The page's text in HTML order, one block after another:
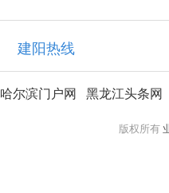
建阳热线
哈尔滨门户网 黑龙江头条网
版权所有